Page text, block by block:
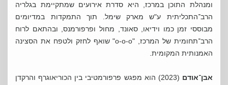
ומנהלת התוכן במרכז, היא סדרת אירועים שמתקיימת בגלריה
הרב־התכליתית ע"ש מארק שימל. תוך התמקדות במדיומים
מבוססי זמן כמו וידיאו, סאונד, מחול ופרפורמנס, ובהתאם לרוח
הרב־תחומית של המרכז, "o-o-o" שואף לחזק ולטפח את הסצינה
האמנותית המקומית.
אבן־אודם
(2023) הוא מפגש פרפורמטיבי בין הכוריאוגרף והרקדן